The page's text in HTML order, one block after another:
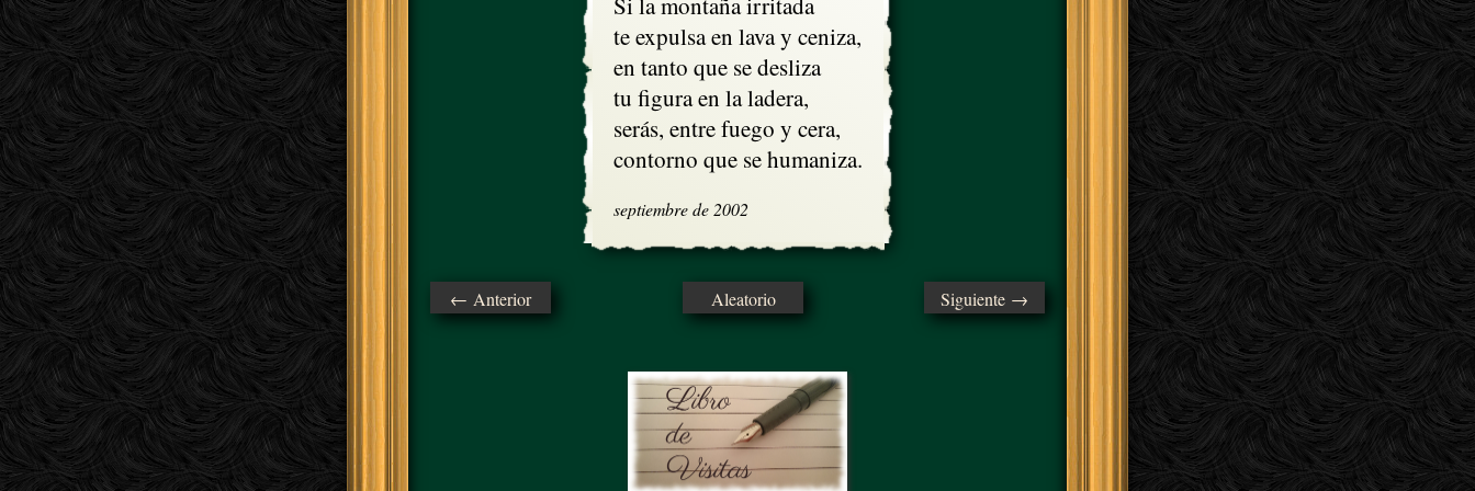
te expulsa en lava y ceniza,
en tanto que se desliza
tu figura en la ladera,
serás, entre fuego y cera,
contorno que se humaniza.
septiembre de 2002
← Anterior Aleatorio Siguiente →